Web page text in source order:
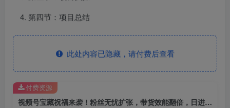
第四节：项目总结
此处内容已隐藏，请付费后查看
视频号宝藏祝福来袭！粉丝无忧扩张，带货效能翻倍，日进“四位数” 近在咫尺
付费资源